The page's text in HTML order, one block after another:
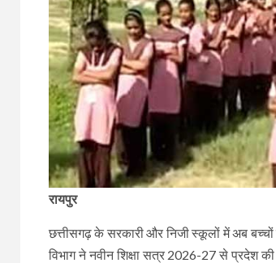
रायपुर
छत्तीसगढ़ के सरकारी और निजी स्कूलों में अब
विभाग ने नवीन शिक्षा सत्र 2026-27 से प्रदेश की